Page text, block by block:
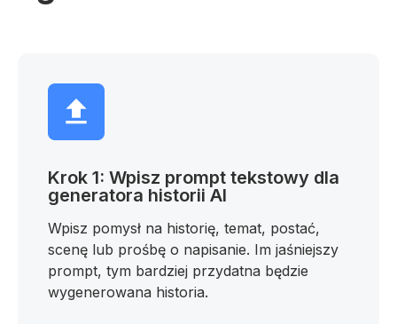
Krok 1: Wpisz prompt tekstowy dla
generatora historii AI
Wpisz pomysł na historię, temat, postać,
scenę lub prośbę o napisanie. Im jaśniejszy
prompt, tym bardziej przydatna będzie
wygenerowana historia.